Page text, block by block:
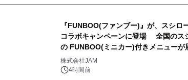
『FUNBOO(ファンブー)』が、スシ
コラボキャンペーンに登場 全国のス
の FUNBOO(ミニカー)付きメニューが
株式会社JAM
4時間前